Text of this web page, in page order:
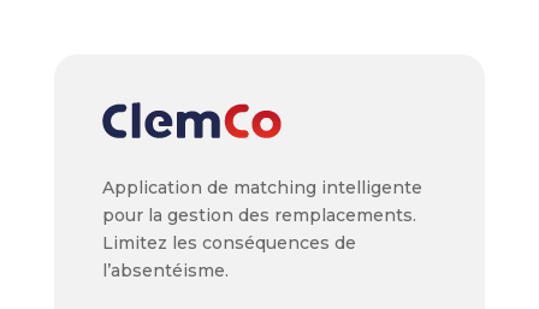
Application de matching intelligente
pour la gestion des remplacements.
Limitez les conséquences de
l’absentéisme.